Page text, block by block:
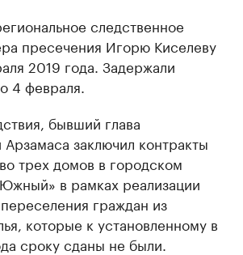
следственное
пресечения Игорю Киселеву
2019 года. Задержали
4 февраля.
бывший глава
заключил контракты
трех домов в городском
в рамках реализации
граждан из
которые к установленному в
сроку сданы не были.